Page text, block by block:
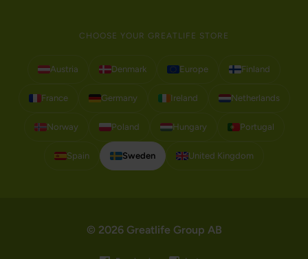
CHOOSE YOUR GREATLIFE STORE
Austria Denmark Europe Finland
France Germany Ireland Netherlands
Norway Poland Hungary Portugal
Spain Sweden United Kingdom
© 2026 Greatlife Group AB